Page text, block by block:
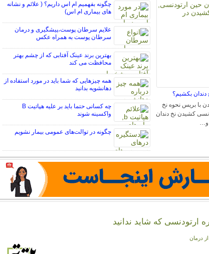
دندان بکشیم؟
با بریس نحوه نخ
کشیدن نخ دندان
و…
چگونه بفهمیم ام اس داریم؟ ( علائم و نشانه
های بیماری ام اس)
علایم سرطان پوست،پیشگیری و درمان
سرطان پوست به همراه عکس
بهترین برند عینک آفتابی که از چشم بهتر
محافظت می کند
همه چیزهایی که شما باید در مورد استفاده از
دهانشویه بدانید
چه کسانی حتما باید بر علیه هپاتیت B
واکسینه شوند
چگونه در توالت‌های عمومی بیمار نشویم
ارتودنسی که شاید ندانید
درمان